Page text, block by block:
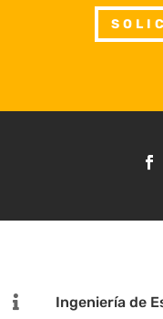
 Ingeniería de